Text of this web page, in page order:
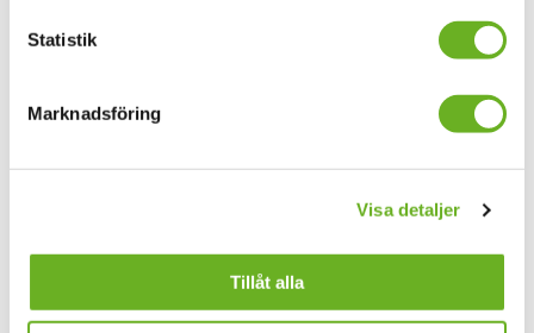
Statistik
Marknadsföring
Visa detaljer
Tillåt alla
okt.
Tisdag 13 oktober 2026 öppnar vi
klasser med dansteknik,
kompositions- och